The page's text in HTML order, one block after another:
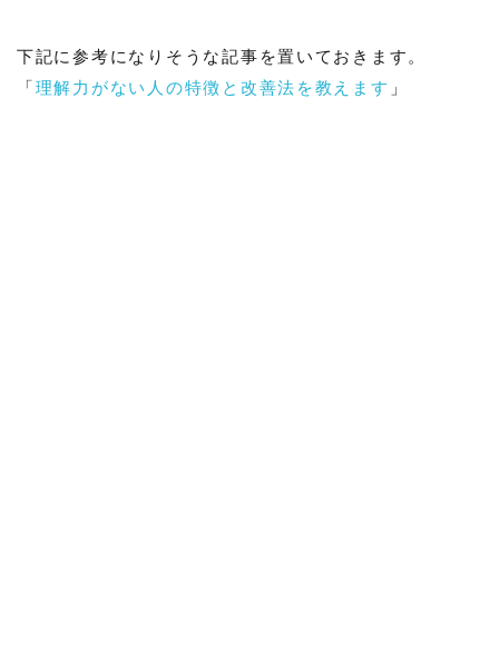
下記に参考になりそうな記事を置いておきます。
「理解力がない人の特徴と改善法を教えます 」